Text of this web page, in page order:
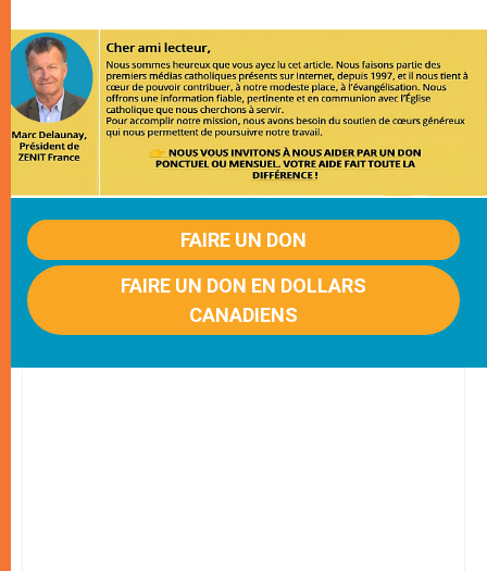
FAIRE UN DON
FAIRE UN DON EN DOLLARS
CANADIENS